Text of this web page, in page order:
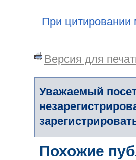
При цитировании
Версия для
Уважаемый
Похожие